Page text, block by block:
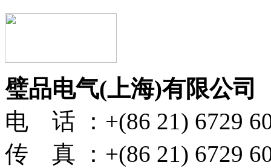
璧品电气(上海)有限公司
电 话 ：+(86 21) 6729
传 真 ：+(86 21) 6729